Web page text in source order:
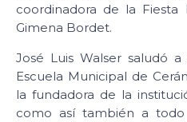
coordinadora de la Fiesta
Gimena Bordet.
José Luis Walser saludó
Escuela Municipal de
la fundadora de la
como así también a